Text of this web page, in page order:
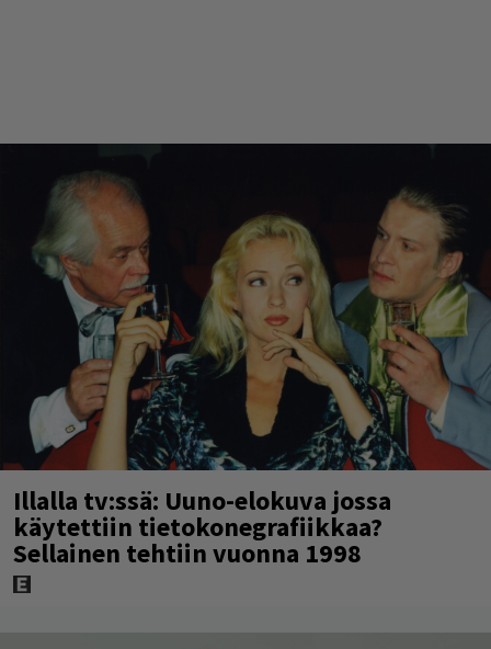
Illalla tv:ssä: Uuno-elokuva jossa
käytettiin tietokonegrafiikkaa?
Sellainen tehtiin vuonna 1998